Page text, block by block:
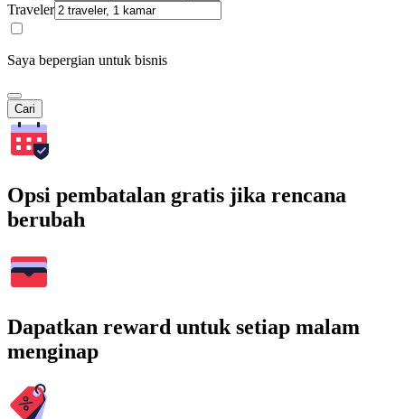
Traveler
Saya bepergian untuk bisnis
Cari
Opsi pembatalan gratis jika rencana
berubah
Dapatkan reward untuk setiap malam
menginap